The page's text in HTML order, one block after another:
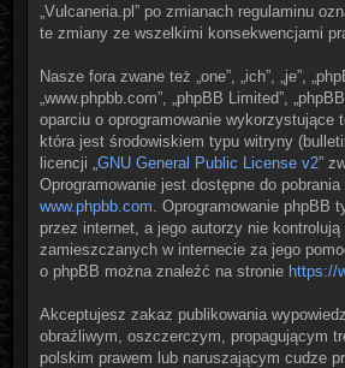
„Vulcaneria.pl” po zmianach regulaminu
te zmiany ze wszelkimi konsekwencjami
Nasze fora zwane też „one”, „ich”, „je”,
„www.phpbb.com”, „phpBB Limited”,
oparciu o oprogramowanie wykorzystujące
która jest środowiskiem typu witryny
licencji „ GNU General Public License v2”
Oprogramowanie jest dostępne do
www.phpbb.com . Oprogramowanie phpBB
przez internet, a jego autorzy nie
zamieszczanych w internecie za jego
o phpBB można znaleźć na stronie https://
Akceptujesz zakaz publikowania
obraźliwym, oszczerczym, propagującym
polskim prawem lub naruszającym cudze